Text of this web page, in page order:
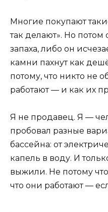
Многие покупают
так делают». Но потом
запаха, либо он
камни пахнут как
потому, что никто не
работают — и как их
Я не продавец. Я —
пробовал разные
бассейна: от
капель в воду. И
выжили. Не потому
что они работают —